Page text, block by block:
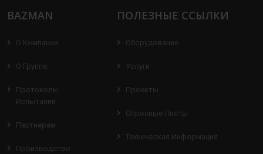
BAZMAN
О Компании
О Группе
Протоколы
Испытаний
Партнерам
Производство
ПОЛЕЗНЫЕ ССЫЛКИ
Оборудование
Услуги
Проекты
Опросные Листы
Техническая Информация